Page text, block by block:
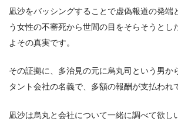
凪沙をバッシングすることで虚偽報道の発端
う女性の不審死から世間の目をそらそうとし
よその真実です。
その証拠に、多治見の元に烏丸司という男か
タント会社の名義で、多額の報酬が支払われ
凪沙は烏丸と会社について一緒に調べて欲し